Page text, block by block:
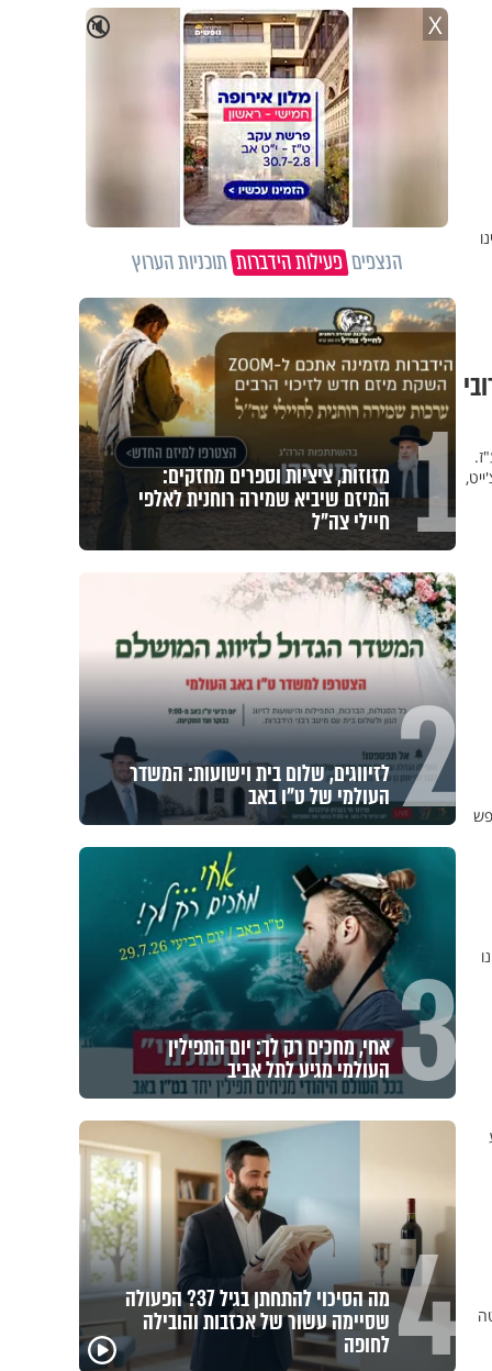
תשע"ז.
🔇 X
הנצפיםפעילות הידברותתוכניות הערוץ
1 מזוזות, ציציות וספרים מחזקים:
המיזם שיביא שמירה רוחנית לאלפי
חיילי צה"ל
2 לזיווגים, שלום בית וישועות: המשדר
העולמי של ט"ו באב
3 אחי, מחכים רק לך: יום התפילין
העולמי מגיע לתל אביב
4 מה הסיכוי להתחתן בגיל 37? הפעולה
שסיימה עשור של אכזבות והובילה
לחופה